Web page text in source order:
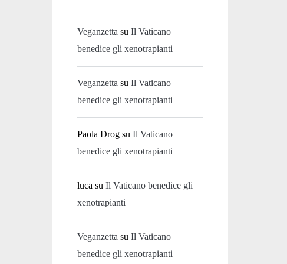
Veganzetta suIl Vaticano
benedice gli xenotrapianti
Veganzetta suIl Vaticano
benedice gli xenotrapianti
Paola Drog suIl Vaticano
benedice gli xenotrapianti
luca suIl Vaticano benedice gli
xenotrapianti
Veganzetta suIl Vaticano
benedice gli xenotrapianti